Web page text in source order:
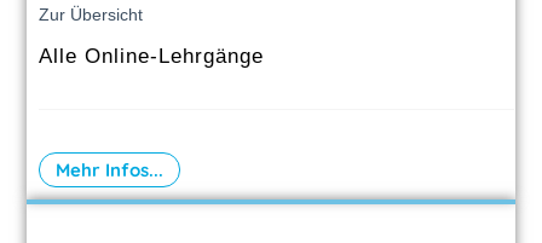
Zur Übersicht
Alle Online-Lehrgänge
Mehr Infos...